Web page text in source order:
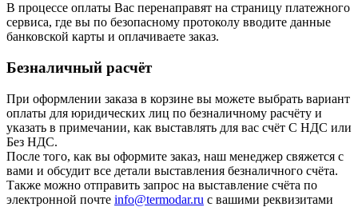
В процессе оплаты Вас перенаправят на страницу платежного
сервиса, где вы по безопасному протоколу вводите данные
банковской карты и оплачиваете заказ.
Безналичный расчёт
При оформлении заказа в корзине вы можете выбрать вариант
оплаты для юридических лиц по безналичному расчёту и
указать в примечании, как выставлять для вас счёт С НДС или
Без НДС.
После того, как вы оформите заказ, наш менеджер свяжется с
вами и обсудит все детали выставления безналичного счёта.
Также можно отправить запрос на выставление счёта по
электронной почте info@termodar.ru с вашими реквизитами